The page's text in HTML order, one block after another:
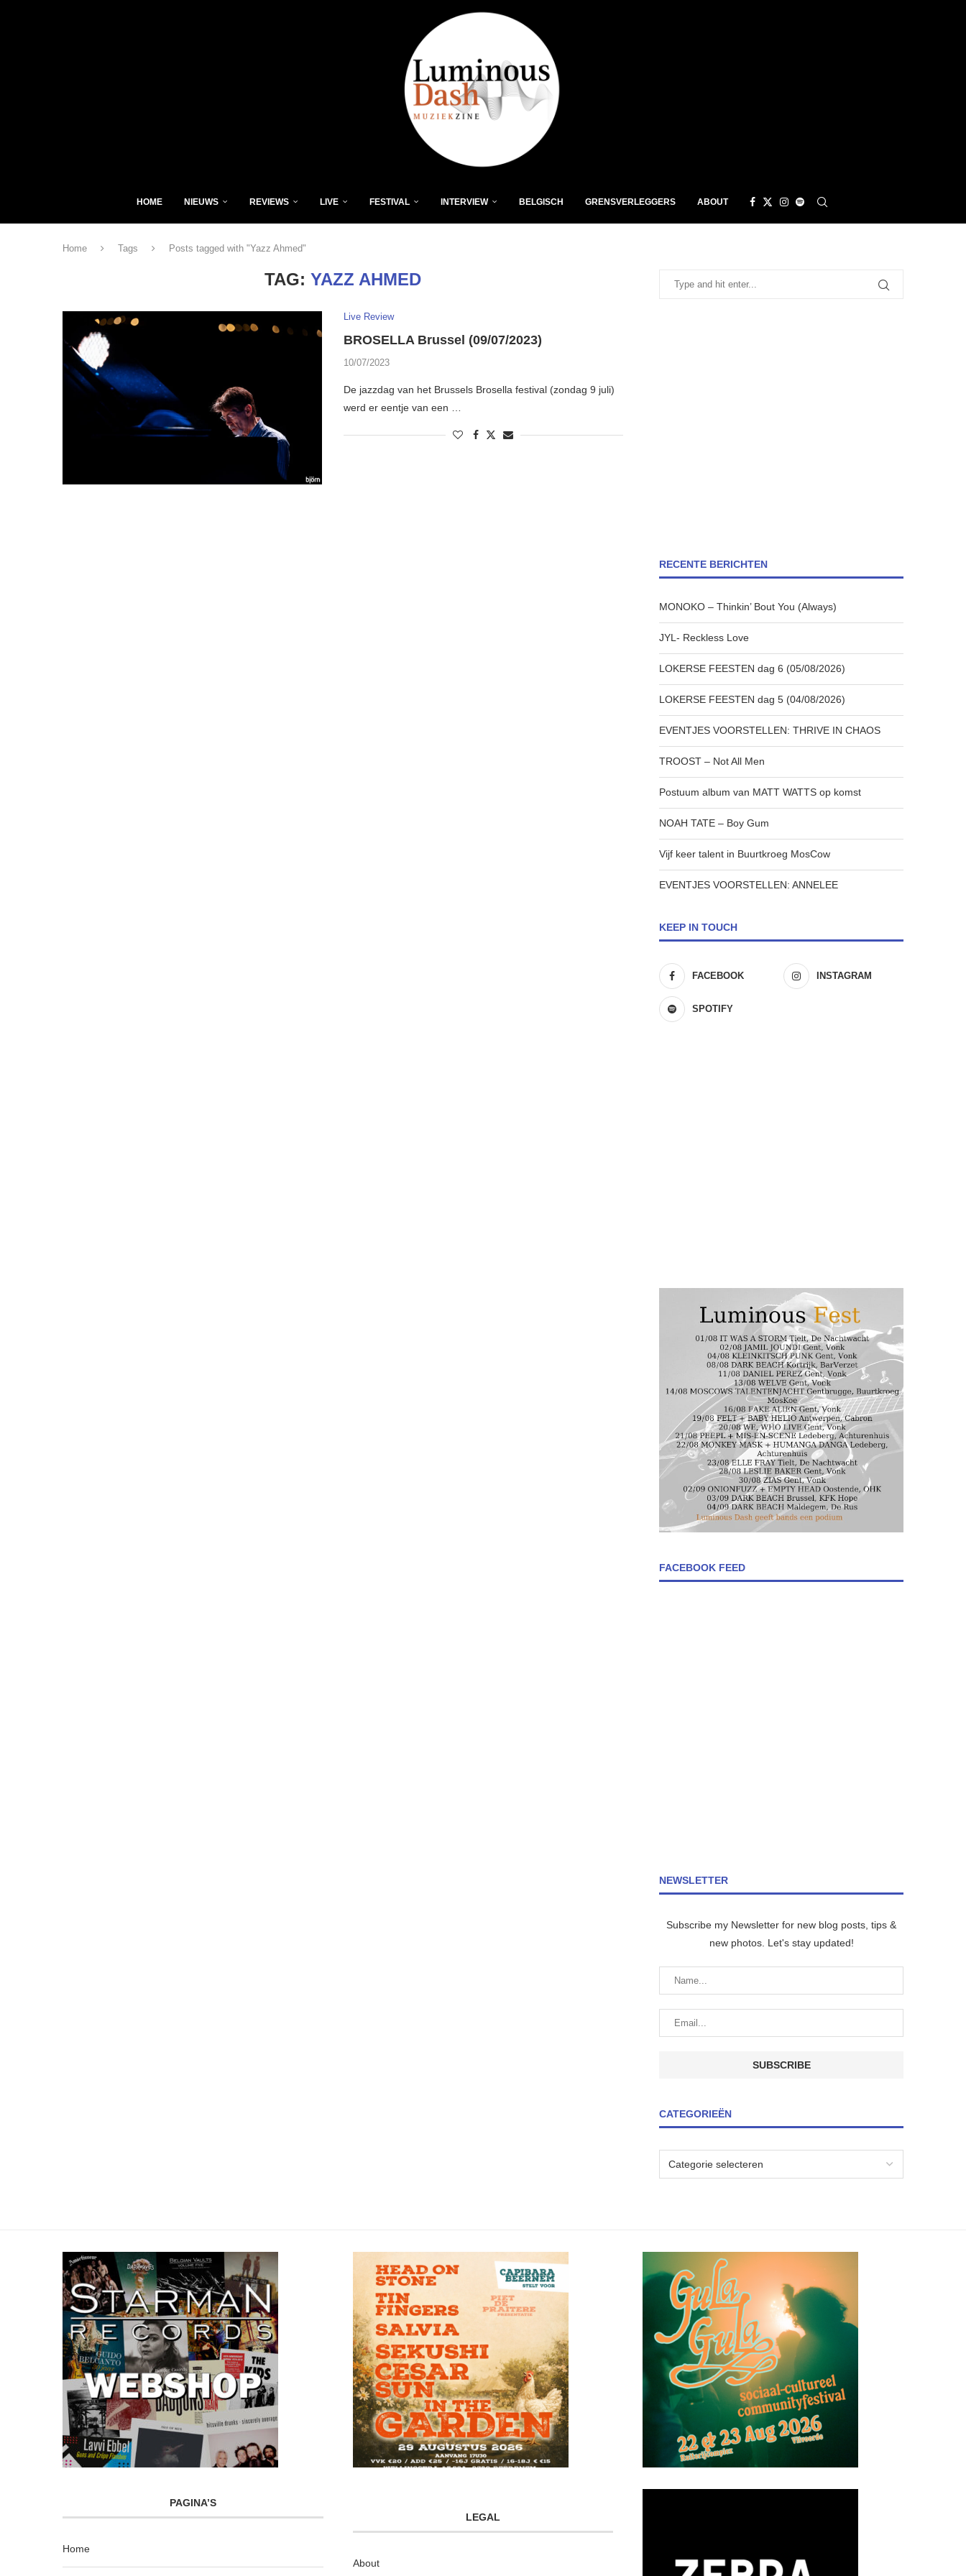
HOME NIEUWS REVIEWS LIVE FESTIVAL INTERVIEW BELGISCH GRENSVERLEGGERS ABOUT
Home Tags Posts tagged with "Yazz Ahmed"
TAG: YAZZ AHMED
Live Review
BROSELLA Brussel (09/07/2023)
10/07/2023
De jazzdag van het Brussels Brosella festival (zondag 9 juli)
werd er eentje van een …
RECENTE BERICHTEN
MONOKO – Thinkin’ Bout You (Always)
JYL- Reckless Love
LOKERSE FEESTEN dag 6 (05/08/2026)
LOKERSE FEESTEN dag 5 (04/08/2026)
EVENTJES VOORSTELLEN: THRIVE IN CHAOS
TROOST – Not All Men
Postuum album van MATT WATTS op komst
NOAH TATE – Boy Gum
Vijf keer talent in Buurtkroeg MosCow
EVENTJES VOORSTELLEN: ANNELEE
KEEP IN TOUCH
FACEBOOK INSTAGRAM
SPOTIFY
FACEBOOK FEED
NEWSLETTER
Subscribe my Newsletter for new blog posts, tips &
new photos. Let's stay updated!
CATEGORIEËN
PAGINA’S
Home
LEGAL
About